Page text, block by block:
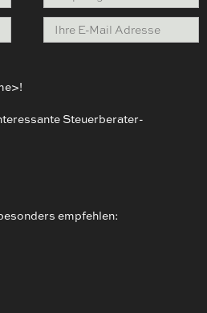
Steuerberater-
empfehlen: